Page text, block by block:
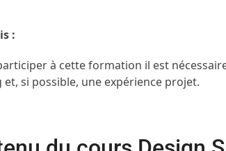
:
à cette formation il est
et, si possible, une expérience projet.